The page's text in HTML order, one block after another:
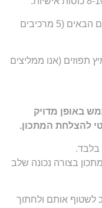
להכנת הקינוח הזה תצטרכו את המרכיבים הבאים (5 מרכיבים
תפוזים (אנו ממליצים
באופן מדויק
להצלחת המתכון.
בצורה נכונה שלב
לשטוף אותם ולחתוך